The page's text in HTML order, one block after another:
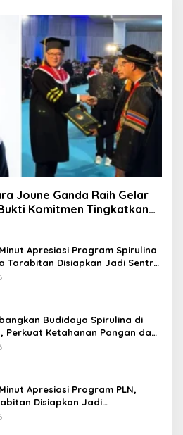
Joune Ganda Raih Gelar
Komitmen Tingkatkan
Apresiasi Program Spirulina
Tarabitan Disiapkan Jadi Sentra
Energi Bersih
Budidaya Spirulina di
Perkuat Ketahanan Pangan dan
Apresiasi Program PLN,
Disiapkan Jadi
Ekowisata Berdaya Saing